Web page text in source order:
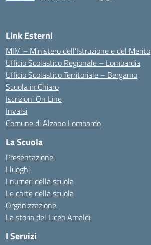
Link Esterni
MIM – Ministero dell’Istruzione e del Merito
Ufficio Scolastico Regionale – Lombardia
Ufficio Scolastico Territoriale – Bergamo
Scuola in Chiaro
Iscrizioni On Line
Invalsi
Comune di Alzano Lombardo
La Scuola
Presentazione
I luoghi
I numeri della scuola
Le carte della scuola
Organizzazione
La storia del Liceo Amaldi
I Servizi